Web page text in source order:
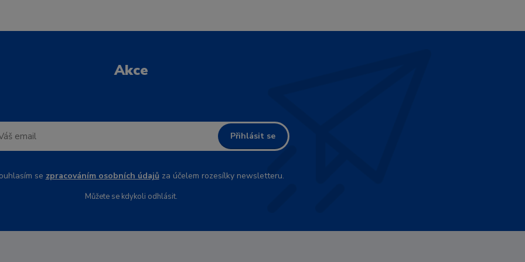
Akce
Přihlásit se
se zpracováním osobních údajůza účelem rozesílky newsletteru.
Můžete se kdykoli odhlásit.